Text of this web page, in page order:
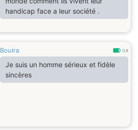
handicap face a leur société .
Bouira 0.8
Je suis un homme sérieux et fidèle
sincères